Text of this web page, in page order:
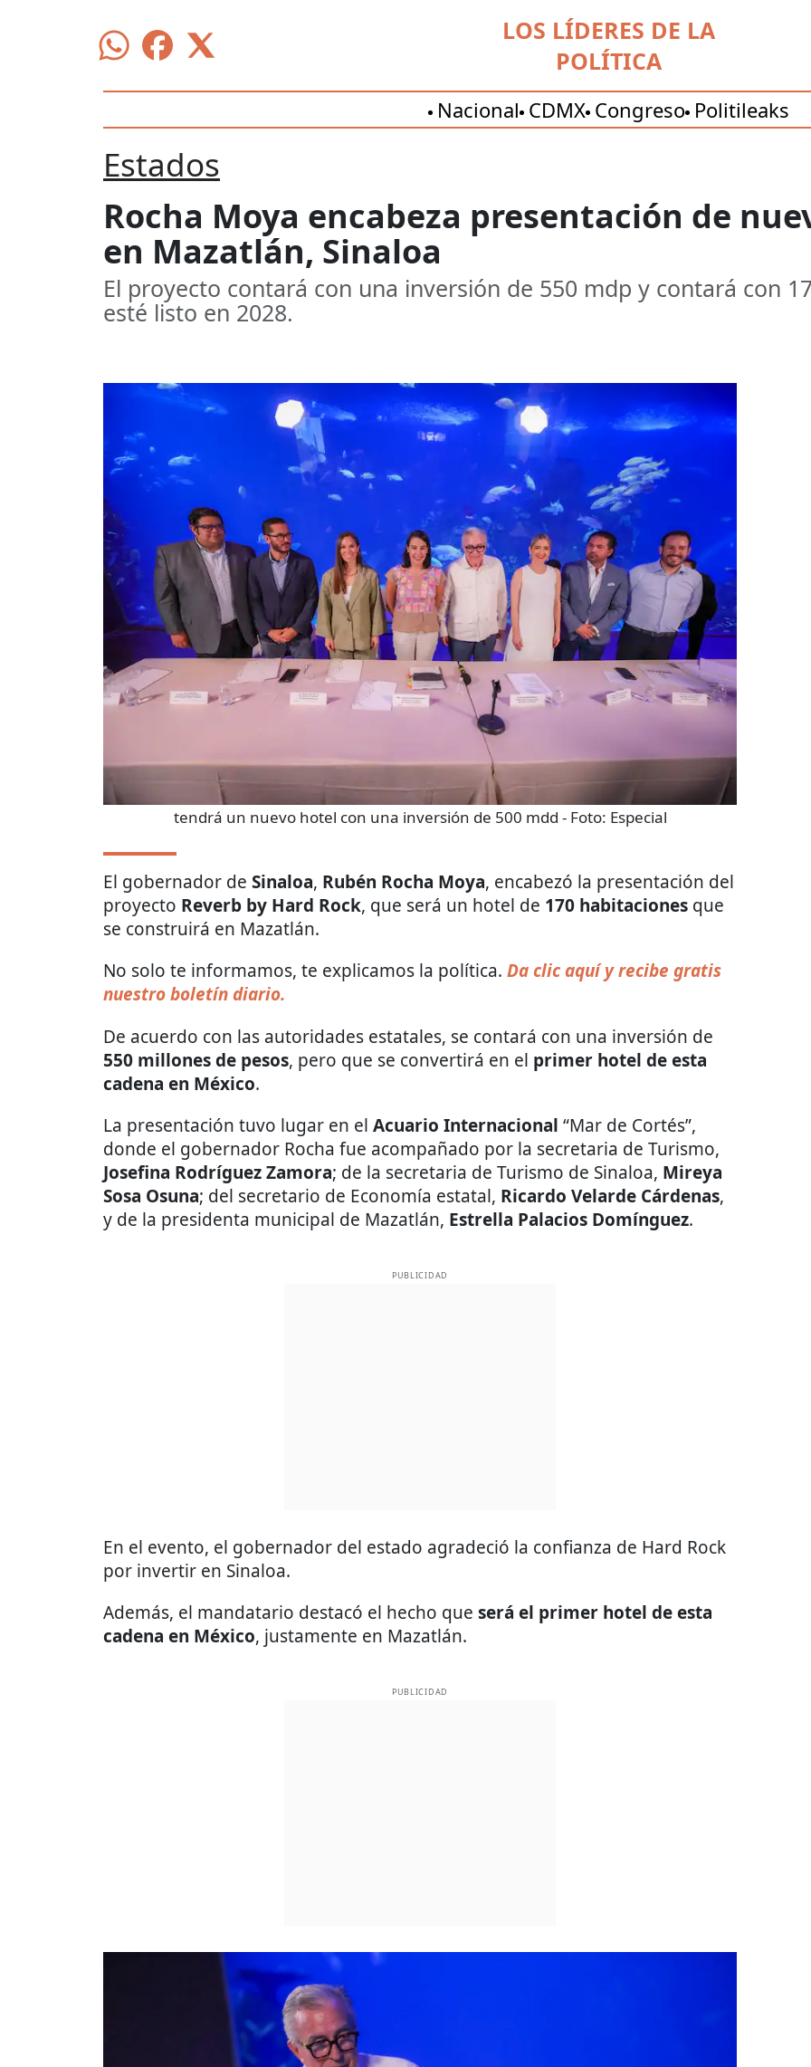
LOS LÍDERES DE LA
POLÍTICA
Nacional CDMX Congreso Politileaks
Estados
Rocha Moya encabeza presentación de
en Mazatlán, Sinaloa
El proyecto contará con una inversión de 550 mdp y contará con
esté listo en 2028.
tendrá un nuevo hotel con una inversión de 500 mdd - Foto: Especial
El gobernador de Sinaloa, Rubén Rocha Moya, encabezó la presentación del
proyecto Reverb by Hard Rock, que será un hotel de 170 habitaciones que
se construirá en Mazatlán.
No solo te informamos, te explicamos la política. Da clic aquí y recibe gratis
nuestro boletín diario.
De acuerdo con las autoridades estatales, se contará con una inversión de
550 millones de pesos, pero que se convertirá en el primer hotel de esta
cadena en México.
La presentación tuvo lugar en el Acuario Internacional “Mar de Cortés”,
donde el gobernador Rocha fue acompañado por la secretaria de Turismo,
Josefina Rodríguez Zamora; de la secretaria de Turismo de Sinaloa, Mireya
Sosa Osuna; del secretario de Economía estatal, Ricardo Velarde Cárdenas,
y de la presidenta municipal de Mazatlán, Estrella Palacios Domínguez.
PUBLICIDAD
En el evento, el gobernador del estado agradeció la confianza de Hard Rock
por invertir en Sinaloa.
Además, el mandatario destacó el hecho que será el primer hotel de esta
cadena en México, justamente en Mazatlán.
PUBLICIDAD